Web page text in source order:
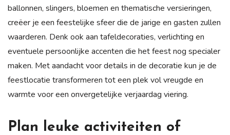
ballonnen, slingers, bloemen en thematische versieringen,
creëer je een feestelijke sfeer die de jarige en gasten zullen
waarderen. Denk ook aan tafeldecoraties, verlichting en
eventuele persoonlijke accenten die het feest nog specialer
maken. Met aandacht voor details in de decoratie kun je de
feestlocatie transformeren tot een plek vol vreugde en
warmte voor een onvergetelijke verjaardag viering.
Plan leuke activiteiten of